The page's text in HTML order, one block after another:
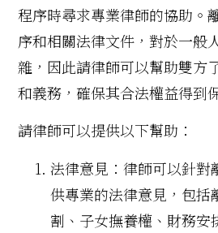
程序時尋求專業律師的協助。
序和相關法律文件，對於一般
雜，因此請律師可以幫助雙方
和義務，確保其合法權益得到
請律師可以提供以下幫助：
法律意見：律師可以針對
供專業的法律意見，包括
割、子女撫養權、財務安